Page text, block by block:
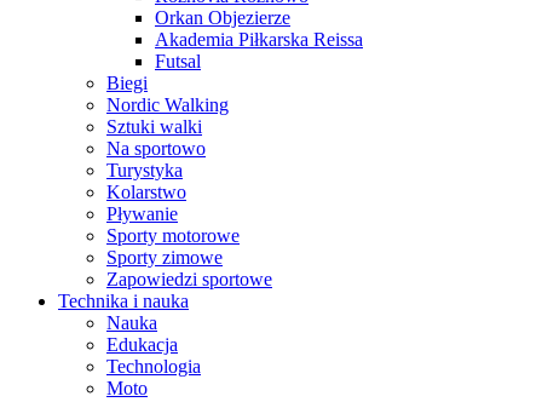
Orkan Objezierze
Akademia Piłkarska Reissa
Futsal
Biegi
Nordic Walking
Sztuki walki
Na sportowo
Turystyka
Kolarstwo
Pływanie
Sporty motorowe
Sporty zimowe
Zapowiedzi sportowe
Technika i nauka
Nauka
Edukacja
Technologia
Moto